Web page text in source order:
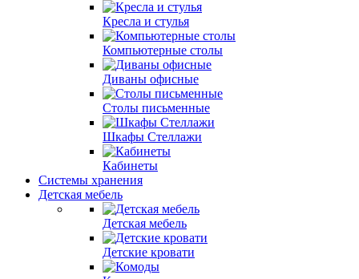
Кресла и стулья
Компьютерные столы
Диваны офисные
Столы письменные
Шкафы Стеллажи
Кабинеты
Системы хранения
Детская мебель
Детская мебель
Детские кровати